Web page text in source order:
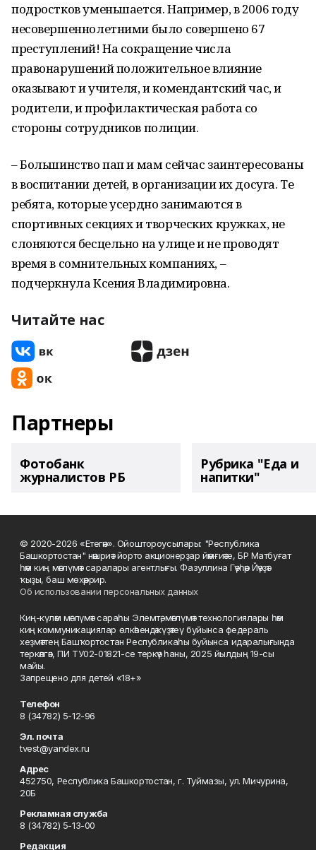
подростков уменьшается. Например, в 2006 году
несовершеннолетними было совершено 67
преступлений! На сокращение числа
правонарушений положительное влияние
оказывают и учителя, и комендантский час, и
родители, и профилактическая работа со
стороны сотрудников полиции.
– Большинство пап и мам сейчас заинтересованы
в воспитании детей, в организации их досуга. Те
ребята, которые усердно занимаются в
спортивных секциях и творческих кружках, не
слоняются бесцельно на улице и не проводят
время в сомнительных компаниях, –
подчеркнула Ксения Владимировна.
Читайте нас
Партнеры
Фотобанк
журналистов РБ
Рубрика "Еда и
напитки"
© 2020-2026 «Етегән». Ойоштороусылары: "Республика
Башкортостан" нәшриәт йорто акционерҙар йәмғиәте, БР Матбуғат
һәм киң мәғлүмәт саралары агентлығы. Фазуллина Гәүһәр Йәүҙәт
ҡыҙы, баш мөхәррир.
Об использовании персональных данных
Киң-күләм мәғлүмәт сараһы Элемтә, мәғлүмәт технологиялары һәм
киң коммуникациялар өлкәһендә күҙәтеү буйынса федераль
хеҙмәттең Башҡортостан Республикаһы буйынса идаралығында
теркәлгән, ПИ ТУ02-01821-се теркәү һаны, 2025 йылдың 19-сы
майы.
Запрещено для детей «18+»
Телефон
8 (34782) 5-12-96
Эл. почта
tvest@yandex.ru
Адрес
452750, Республика Башкортостан, г. Туймазы, ул. Мичурина,
20Б
Рекламная служба
8 (34782) 5-13-00
Редакция